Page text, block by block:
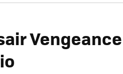
Vengeance